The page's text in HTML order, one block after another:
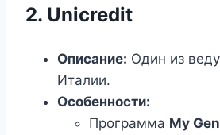
2. Unicredit
Описание: Один из
Италии.
Особенности:
Программа My